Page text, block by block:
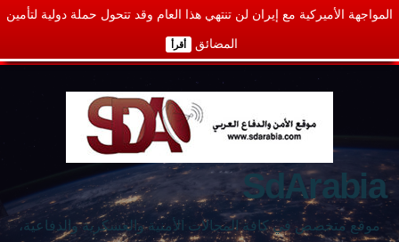
المواجهة الأميركية مع إيران لن تنتهي هذا العام وقد تتحول حملة دولية لتأمين
المضائق أقرأ
SdArabia
موقع متخصص في كافة المجالات الأمنية والعسكرية والدفاعية،